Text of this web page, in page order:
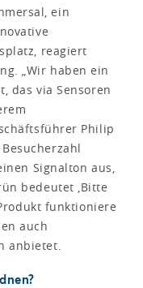
ein
reagiert
„Wir haben ein
das via Sensoren
Philip
Signalton aus,
bedeutet ,Bitte
funktioniere
auch
anbietet.